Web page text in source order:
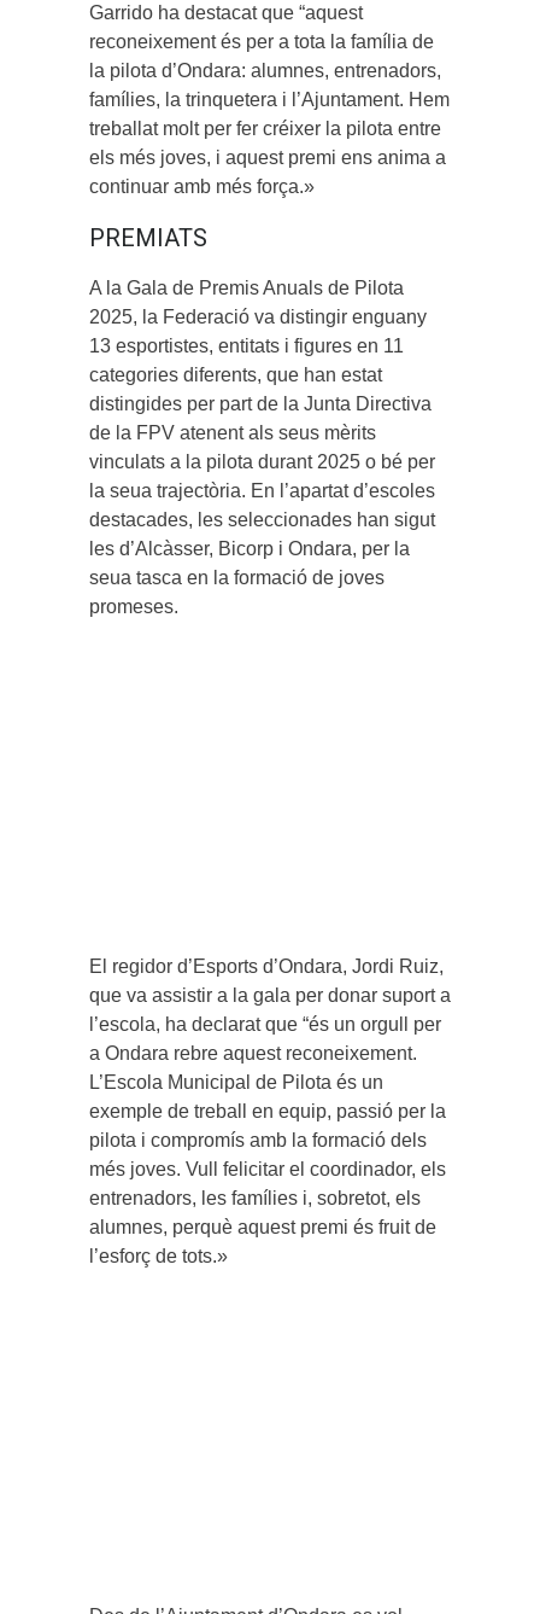
Garrido ha destacat que “aquest
reconeixement és per a tota la família de
la pilota d’Ondara: alumnes, entrenadors,
famílies, la trinquetera i l’Ajuntament. Hem
treballat molt per fer créixer la pilota entre
els més joves, i aquest premi ens anima a
continuar amb més força.»
PREMIATS
A la Gala de Premis Anuals de Pilota
2025, la Federació va distingir enguany
13 esportistes, entitats i figures en 11
categories diferents, que han estat
distingides per part de la Junta Directiva
de la FPV atenent als seus mèrits
vinculats a la pilota durant 2025 o bé per
la seua trajectòria. En l’apartat d’escoles
destacades, les seleccionades han sigut
les d’Alcàsser, Bicorp i Ondara, per la
seua tasca en la formació de joves
promeses.
El regidor d’Esports d’Ondara, Jordi Ruiz,
que va assistir a la gala per donar suport a
l’escola, ha declarat que “és un orgull per
a Ondara rebre aquest reconeixement.
L’Escola Municipal de Pilota és un
exemple de treball en equip, passió per la
pilota i compromís amb la formació dels
més joves. Vull felicitar el coordinador, els
entrenadors, les famílies i, sobretot, els
alumnes, perquè aquest premi és fruit de
l’esforç de tots.»